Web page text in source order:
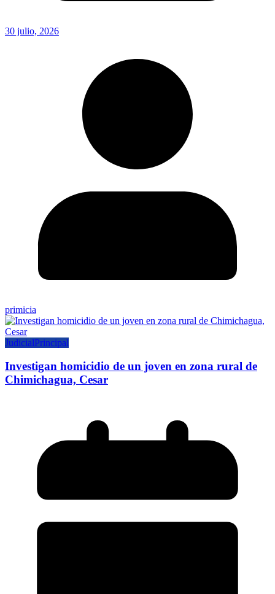
30 julio, 2026
primicia
JudicialPrincipal
Investigan homicidio de un joven en zona rural de
Chimichagua, Cesar